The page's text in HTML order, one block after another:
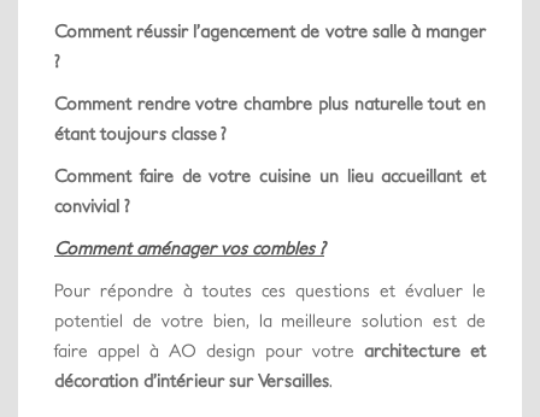
Comment réussir l’agencement de votre salle à manger
?
Comment rendre votre chambre plus naturelle tout en
étant toujours classe ?
Comment faire de votre cuisine un lieu accueillant et
convivial ?
Comment aménager vos combles ?
Pour répondre à toutes ces questions et évaluer le
potentiel de votre bien, la meilleure solution est de
faire appel à AO design pour votre architecture et
décoration d’intérieur sur Versailles.